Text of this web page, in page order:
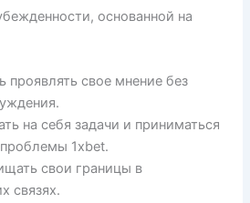
основанной на
проявлять свое мнение без
на себя задачи и приниматься
1xbet.
свои границы в
связях.